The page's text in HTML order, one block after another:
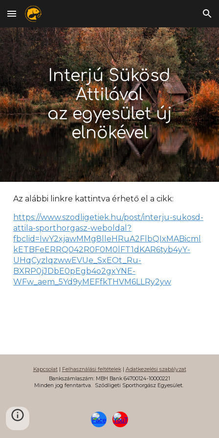
Skip to main content Skip to navigation
Interjú Sükösd
Attilával
az egyesület új
elnökével
Az alábbi linkre kattintva érhető el a cikk:
https://www.szodligetiek.hu/post/interju-sukosd-
attila-sporthorgasz-weboldal?
fbclid=IwY2xjawMMg8lleHRuA2FlbQIxMABicml
kETBFeERRQ042R0F0M0lFT1dKAR6tyb4yY-
UHqCyzlqzwwEVUe_SxEOt_Ru-
BXRP0jJDbE0pEgb4o2gxYNE-
WFw_aem_5Yd9yMEFfkTHVM6LLRy2yw
Kapcsolat| Felhasználási feltételek| Adatkezelési szabályzat
Bankszámlaszám: MBH Bank 64700124-10000221
Minden jog fenntartva. Sződligeti Sporthorgász Egyesület.